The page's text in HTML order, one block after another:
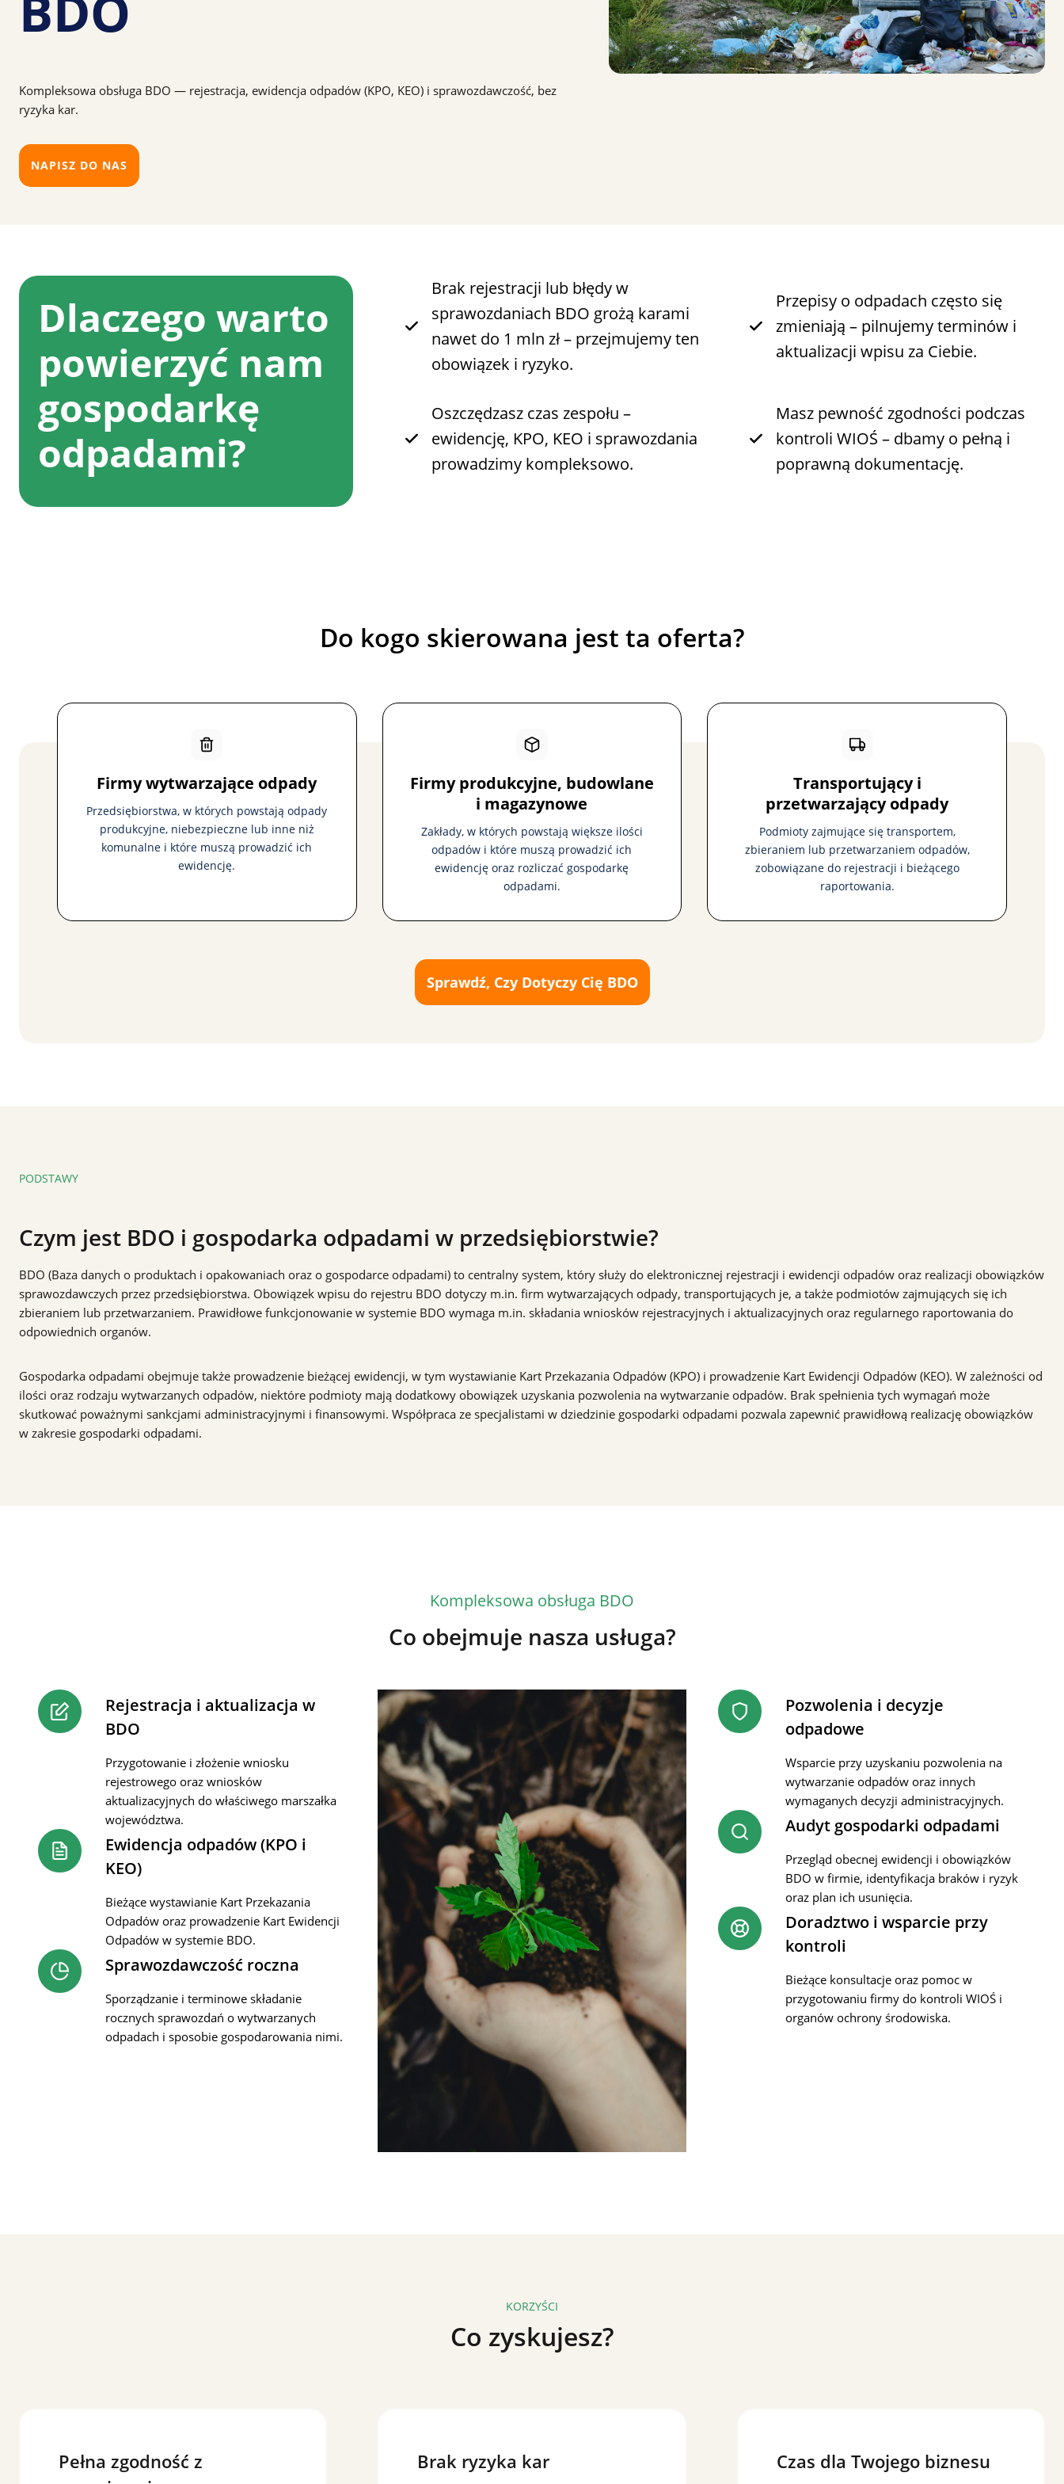
Kompleksowa obsługa BDO — rejestracja, ewidencja odpadów (KPO, KEO) i sprawozdawczość, bez
ryzyka kar.
NAPISZ DO NAS
Dlaczego warto
powierzyć nam
gospodarkę
odpadami?
Brak rejestracji lub błędy w
sprawozdaniach BDO grożą karami
nawet do 1 mln zł – przejmujemy ten
obowiązek i ryzyko.
Przepisy o odpadach często się
zmieniają – pilnujemy terminów i
aktualizacji wpisu za Ciebie.
Oszczędzasz czas zespołu –
ewidencję, KPO, KEO i sprawozdania
prowadzimy kompleksowo.
Masz pewność zgodności podczas
kontroli WIOŚ – dbamy o pełną i
poprawną dokumentację.
Do kogo skierowana jest ta oferta?
Firmy wytwarzające odpady
Przedsiębiorstwa, w których powstają odpady
produkcyjne, niebezpieczne lub inne niż
komunalne i które muszą prowadzić ich
ewidencję.
Firmy produkcyjne, budowlane
i magazynowe
Zakłady, w których powstają większe ilości
odpadów i które muszą prowadzić ich
ewidencję oraz rozliczać gospodarkę
odpadami.
Transportujący i
przetwarzający odpady
Podmioty zajmujące się transportem,
zbieraniem lub przetwarzaniem odpadów,
zobowiązane do rejestracji i bieżącego
raportowania.
Sprawdź, Czy Dotyczy Cię BDO
PODSTAWY
Czym jest BDO i gospodarka odpadami w przedsiębiorstwie?
BDO (Baza danych o produktach i opakowaniach oraz o gospodarce odpadami) to centralny system, który służy do elektronicznej rejestracji i ewidencji odpadów oraz realizacji obowiązków
sprawozdawczych przez przedsiębiorstwa. Obowiązek wpisu do rejestru BDO dotyczy m.in. firm wytwarzających odpady, transportujących je, a także podmiotów zajmujących się ich
zbieraniem lub przetwarzaniem. Prawidłowe funkcjonowanie w systemie BDO wymaga m.in. składania wniosków rejestracyjnych i aktualizacyjnych oraz regularnego raportowania do
odpowiednich organów.
Gospodarka odpadami obejmuje także prowadzenie bieżącej ewidencji, w tym wystawianie Kart Przekazania Odpadów (KPO) i prowadzenie Kart Ewidencji Odpadów (KEO). W zależności od
ilości oraz rodzaju wytwarzanych odpadów, niektóre podmioty mają dodatkowy obowiązek uzyskania pozwolenia na wytwarzanie odpadów. Brak spełnienia tych wymagań może
skutkować poważnymi sankcjami administracyjnymi i finansowymi. Współpraca ze specjalistami w dziedzinie gospodarki odpadami pozwala zapewnić prawidłową realizację obowiązków
w zakresie gospodarki odpadami.
Kompleksowa obsługa BDO
Co obejmuje nasza usługa?
Rejestracja i aktualizacja w
BDO
Przygotowanie i złożenie wniosku
rejestrowego oraz wniosków
aktualizacyjnych do właściwego marszałka
województwa.
Ewidencja odpadów (KPO i
KEO)
Bieżące wystawianie Kart Przekazania
Odpadów oraz prowadzenie Kart Ewidencji
Odpadów w systemie BDO.
Sprawozdawczość roczna
Sporządzanie i terminowe składanie
rocznych sprawozdań o wytwarzanych
odpadach i sposobie gospodarowania nimi.
Pozwolenia i decyzje
odpadowe
Wsparcie przy uzyskaniu pozwolenia na
wytwarzanie odpadów oraz innych
wymaganych decyzji administracyjnych.
Audyt gospodarki odpadami
Przegląd obecnej ewidencji i obowiązków
BDO w firmie, identyfikacja braków i ryzyk
oraz plan ich usunięcia.
Doradztwo i wsparcie przy
kontroli
Bieżące konsultacje oraz pomoc w
przygotowaniu firmy do kontroli WIOŚ i
organów ochrony środowiska.
KORZYŚCI
Co zyskujesz?
Pełna zgodność z
Brak ryzyka kar Czas dla Twojego biznesu